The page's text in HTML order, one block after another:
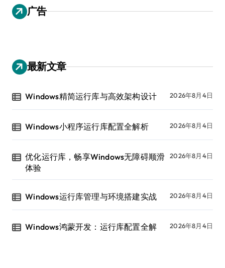
广告
最新文章
Windows精简运行库与高效架构设计 2026年8月4日
Windows小程序运行库配置全解析 2026年8月4日
优化运行库，畅享Windows无障碍顺滑
体验
2026年8月4日
Windows运行库管理与环境搭建实战 2026年8月4日
Windows鸿蒙开发：运行库配置全解 2026年8月4日